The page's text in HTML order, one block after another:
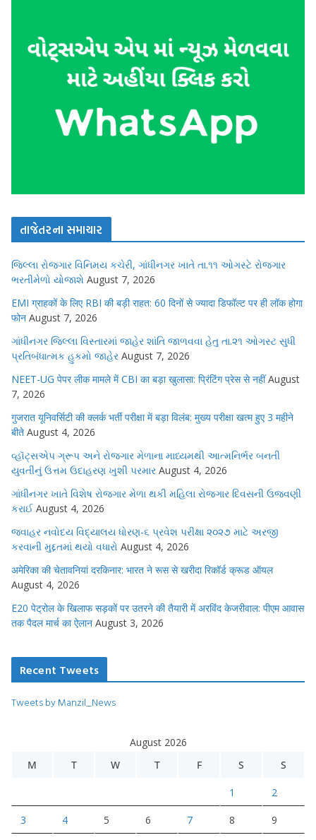
તાજેતરના સમાચાર
જિલ્લા રોજગાર વિનિમય કચેરી, ગાંધીનગર ખાતે તા.૧૧ ઓગસ્ટે રોજગાર
ભરતીમેળો યોજાશે August 7, 2026
EMI ग्राहकों के लिए RBI की बड़ी राहत: 60 दिनों से ज्यादा डिफॉल्ट पर ही लॉक होगा
फोन August 7, 2026
ગાંધીનગર જિલ્લા વિસ્તારમાં જાહેર શાંતિ જાળવવા હેતુ તા.૨૧ ઓગસ્ટ સુધી
પ્રતિબંધાત્મક હુકમો જાહેર August 7, 2026
NEET-UG पेपर लीक मामले में CBI का बड़ा खुलासा: प्रिंटिंग प्रेस से नहीं August
7, 2026
गुजरात यूनिवर्सिटी की क्लर्क भर्ती परीक्षा में बड़ा विलंब: मुख्य परीक्षा खत्म हुए 3 महीने
बीते August 4, 2026
વ્હૉટ્સએપ ગ્રૂપ અને રોજગાર મેળાના માધ્યમથી આત્મનિર્ભર બનતી
યુવતીનું ઉત્તમ ઉદાહરણ ખુશી પરમાર August 4, 2026
ગાંધીનગર ખાતે વિશેષ રોજગાર મેળા થકી મહિલા રોજગાર દિવસની ઉજવણી
કરાઈ August 4, 2026
જવાહર નવોદય વિદ્યાલય ધોરણ-૬ પ્રવેશ પરીક્ષા ૨૦૨૭ માટે અરજી
કરવાની મુદ્દતમાં થયો વધારો August 4, 2026
अमेरिका की चेतावनियां दरकिनार: भारत ने रूस से खरीदा रिकॉर्ड क्रूड ऑयल
August 4, 2026
E20 पेट्रोल के खिलाफ सड़कों पर उतरने की तैयारी में अरविंद केजरीवाल: पीएम आवास
तक पैदल मार्च का ऐलान August 3, 2026
Recent Tweets
Tweets by Manzil_News
August 2026
M
T W T F S S
1 2
3 4 5 6 7 8 9